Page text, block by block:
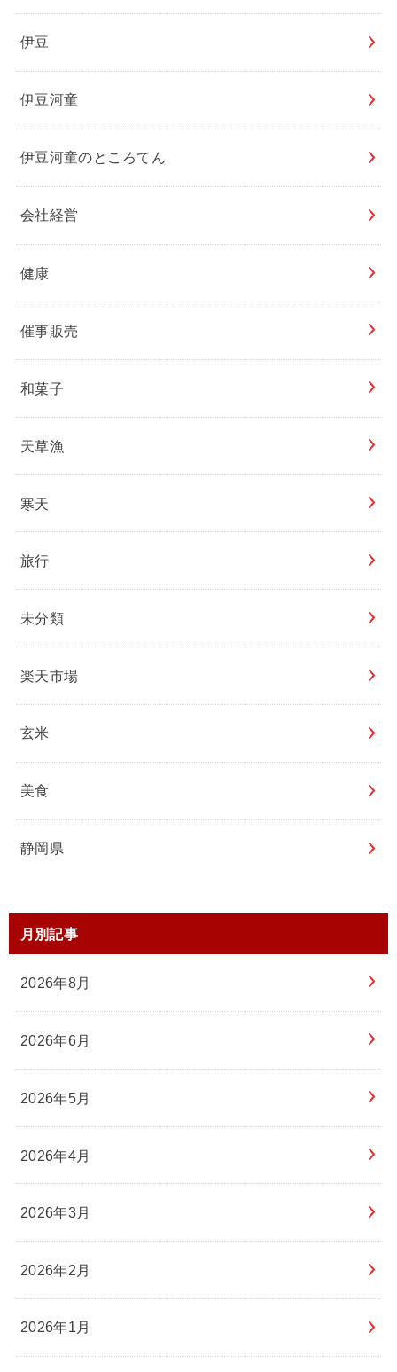
伊豆
伊豆河童
伊豆河童のところてん
会社経営
健康
催事販売
和菓子
天草漁
寒天
旅行
未分類
楽天市場
玄米
美食
静岡県
月別記事
2026年8月
2026年6月
2026年5月
2026年4月
2026年3月
2026年2月
2026年1月